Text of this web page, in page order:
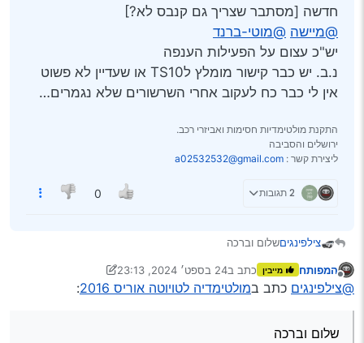
חדשה [מסתבר שצריך גם קנבס לא?]
@מיישה @מוטי-ברנד
יש"כ עצום על הפעילות הענפה
נ.ב. יש כבר קישור מומלץ לTS10 או שעדיין לא פשוט
אין לי כבר כח לעקוב אחרי השרשורים שלא נגמרים…
התקנת מולטימדיות חסימות ואביזרי רכב.
ירושלים והסביבה
ליצירת קשר : a02532532@gmail.com
2 תגובות 0
צילפינגיםשלום וברכה
[מסתבר שצריך גם קנבס לא?]
@מיישה @מוטי-ברנד
כבר כח לעקוב אחרי השרשורים שלא נגמרים…
מנותק
המפותח מייבין כתב ב24 בספט׳ 2024, 23:13
נערך לאחרונה על ידי יעקב מ. פינס
@צילפינגים כתב במולטימדיה לטויוטה אוריס 2016 :
שלום וברכה